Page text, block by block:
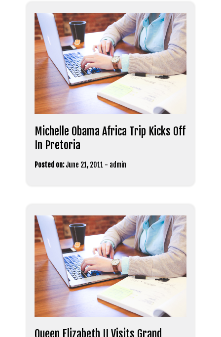
Michelle Obama Africa Trip Kicks Off
In Pretoria
Posted on: June 21, 2011 - admin
Queen Elizabeth II Visits Grand